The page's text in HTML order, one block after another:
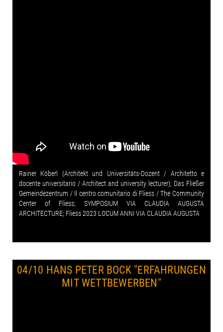
Rainer Köberl (Architekt und Universitäts-Dozent / Architetto e
docente universitario / Architect and university lecturer); Das Fließer
Gemeindezentrum / Il centro comunitario di Fliess / The Community
Center of Fliess; SYMPOSIUM VIA CLAUDIA AUGUSTA
ARCHITECTURE; Fliess 2023 LOCUM ANNI VIA CLAUDIA AUGUSTA
04/10 HANS PETER BOCK"ERFAHRUNGEN
MIT WETTBEWERBEN"